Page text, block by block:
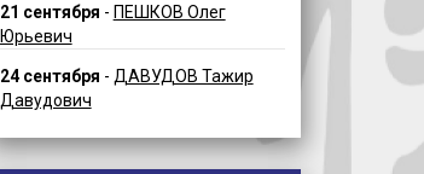
21 сентября - ПЕШКОВ Олег
Юрьевич
24 сентября - ДАВУДОВ Тажир
Давудович